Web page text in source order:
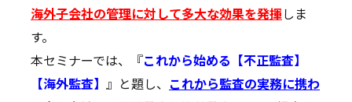
海外子会社の管理に対して多大な効果を発揮しま
す。
本セミナーでは、『これから始める【不正監査】
【海外監査】 』と題し、 これから監査の実務に携わ